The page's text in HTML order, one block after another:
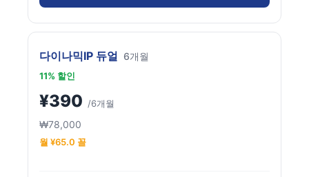
다이나믹IP 듀얼 6개월
11% 할인
¥390 /6개월
₩78,000
월 ¥65.0 꼴